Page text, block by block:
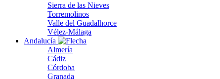
Sierra de las Nieves
Torremolinos
Valle del Guadalhorce
Vélez-Málaga
Andalucía
Almería
Cádiz
Córdoba
Granada